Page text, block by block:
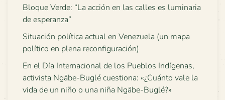
Bloque Verde: “La acción en las calles es luminaria
de esperanza”
Situación política actual en Venezuela (un mapa
político en plena reconfiguración)
En el Día Internacional de los Pueblos Indígenas,
activista Ngäbe-Buglé cuestiona: «¿Cuánto vale la
vida de un niño o una niña Ngäbe-Buglé?»